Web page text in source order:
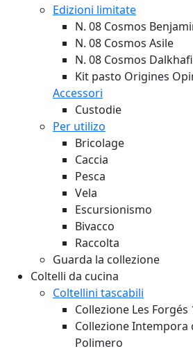
Edizioni limitate
N. 08 Cosmos
N. 08 Cosmos Asile
N. 08 Cosmos
Kit pasto Origines
Accessori
Custodie
Per utilizo
Bricolage
Caccia
Pesca
Vela
Escursionismo
Bivacco
Raccolta
Guarda la collezione
Coltelli da cucina
Coltellini tascabili
Collezione Les Forgés
Collezione Intempora
Polimero